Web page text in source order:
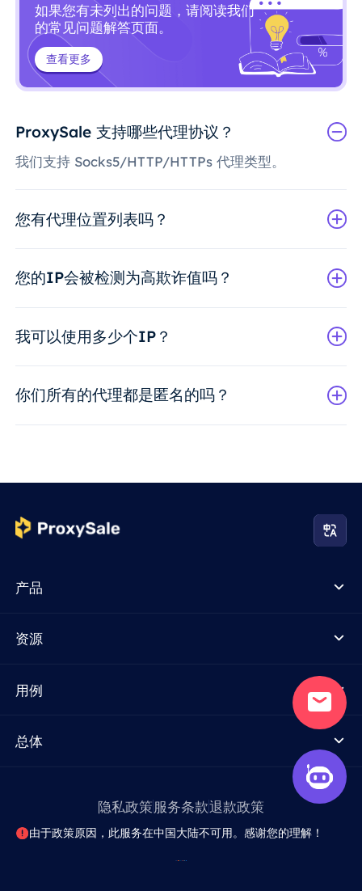
如果您有未列出的问题，请阅读我们
的常见问题解答页面。
查看更多
ProxySale 支持哪些代理协议？
我们支持 Socks5/HTTP/HTTPs 代理类型。
您有代理位置列表吗？
您的IP会被检测为高欺诈值吗？
我可以使用多少个IP？
你们所有的代理都是匿名的吗？
产品
资源
用例
总体
隐私政策服务条款退款政策
由于政策原因，此服务在中国大陆不可用。感谢您的理解！